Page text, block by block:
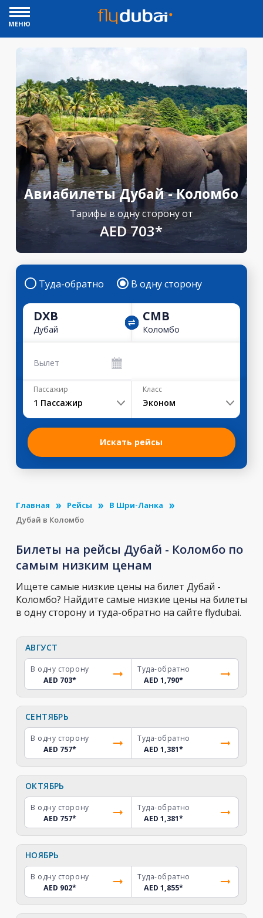
МЕНЮ
Авиабилеты Дубай - Коломбо
Тарифы в одну сторону от
AED 703*
Туда-обратно В одну сторону
DXB
Дубай
CMB
Коломбо
Вылет
Пассажир
1 Пассажир
Класс
Эконом
Искать рейсы
Главная Рейсы
В Шри-Ланка
Дубай в Коломбо
Билеты на рейсы Дубай - Коломбо по
самым низким ценам
Ищете самые низкие цены на билет Дубай -
Коломбо? Найдите самые низкие цены на билеты
в одну сторону и туда-обратно на сайте flydubai.
АВГУСТ
В одну сторону
AED 703*
Туда-обратно
AED 1,790*
СЕНТЯБРЬ
В одну сторону
AED 757*
Туда-обратно
AED 1,381*
ОКТЯБРЬ
В одну сторону
AED 757*
Туда-обратно
AED 1,381*
НОЯБРЬ
В одну сторону
AED 902*
Туда-обратно
AED 1,855*